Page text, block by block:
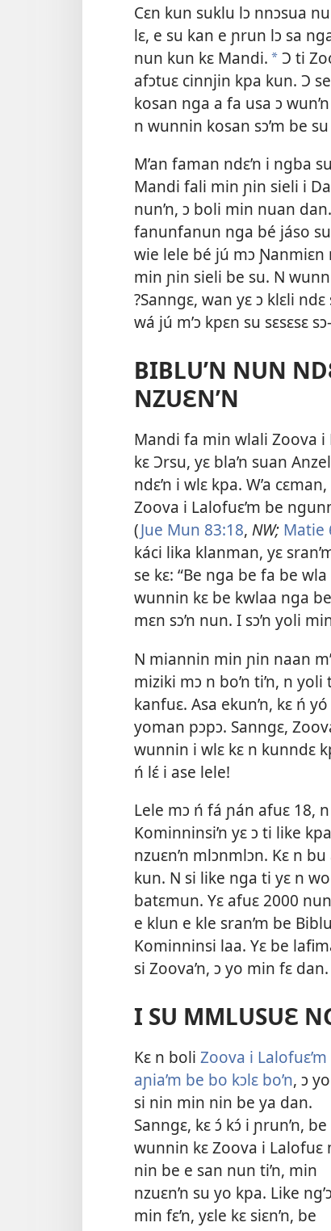
Cɛn kun suklu lɔ nnɔsua
lɛ, e su kan e ɲrun lɔ sa
nun kun kɛ Mandi. * Ɔ ti
afɔtuɛ cinnjin kpa kun. Ɔ
kosan nga a fa usa ɔ
n wunnin kosan sɔ’m be
M’an faman ndɛ’n i ngba
Mandi fali min ɲin sieli i
nun’n, ɔ boli min nuan
fanunfanun nga bé jáso su
wie lele bé jú mɔ Ɲanmiɛn
min ɲin sieli be su. N
?Sanngɛ, wan yɛ ɔ klɛli
wá jú m’ɔ kpɛn su sɛsɛsɛ
BIBLU’N NUN
NZUƐN’N
Mandi fa min wlali Zoova i
kɛ Ɔrsu, yɛ bla’n suan
ndɛ’n i wlɛ kpa. W’a
Zoova i Lalofuɛ’m be
(Jue Mun 83:18, NW; Matie
káci lika klanman, yɛ
se kɛ: “Be nga be fa be
wunnin kɛ be kwlaa nga
mɛn sɔ’n nun. I sɔ’n yoli
N miannin min ɲin naan
miziki mɔ n bo’n ti’n, n
kanfuɛ. Asa ekun’n, kɛ ń
yoman pɔpɔ. Sanngɛ,
wunnin i wlɛ kɛ n kunndɛ
ń lɛ́ i ase lele!
Lele mɔ ń fá ɲán afuɛ 18,
Kominninsi’n yɛ ɔ ti like
nzuɛn’n mlɔnmlɔn. Kɛ n
kun. N si like nga ti yɛ n wo
batɛmun. Yɛ afuɛ 2000
e klun e kle sran’m be
Kominninsi laa. Yɛ be
si Zoova’n, ɔ yo min fɛ dan.
I SU MMLUSUƐ
Kɛ n boli Zoova i
aɲia’m be bo kɔlɛ bo’n, ɔ
si nin min nin be ya dan.
Sanngɛ, kɛ ɔ́ kɔ́ i ɲrun’n, be
wunnin kɛ Zoova i Lalofuɛ
nin be e san nun ti’n, min
nzuɛn’n su yo kpa. Like
min fɛ’n, yɛle kɛ siɛn’n, be